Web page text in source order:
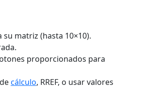
matriz (hasta 10×10).
proporcionados para
cálculo, RREF, o usar valores